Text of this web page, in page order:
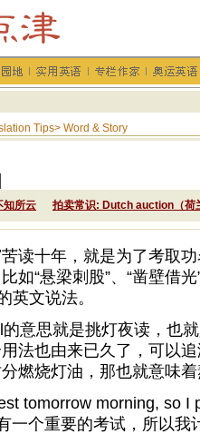
Tips> Word & Story
知所云 拍卖常识: Dutch auction（荷
读十年，就是为了考取
如“悬梁刺股”、“凿壁借
英文说法。
意思就是挑灯夜读，也
法也由来已久了，可以
燃烧灯油，那也就意味
tomorrow morning, so I
一个重要的考试，所以我